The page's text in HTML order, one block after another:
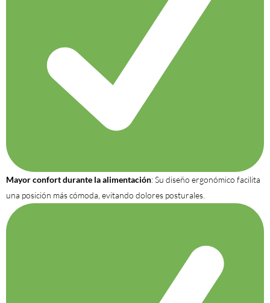
Mayor confort durante la alimentación: Su diseño ergonómico facilita
una posición más cómoda, evitando dolores posturales.